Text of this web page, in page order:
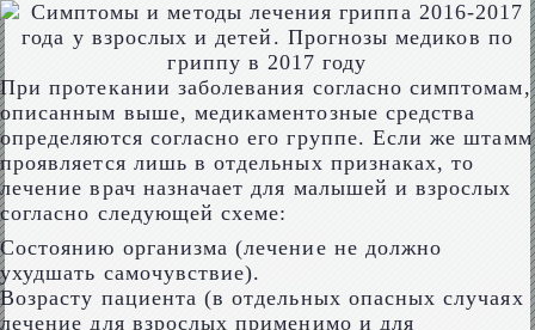
При протекании заболевания согласно симптомам,
описанным выше, медикаментозные средства
определяются согласно его группе. Если же штамм
проявляется лишь в отдельных признаках, то
лечение врач назначает для малышей и взрослых
согласно следующей схеме:
Состоянию организма (лечение не должно
ухудшать самочувствие).
Возрасту пациента (в отдельных опасных случаях
лечение для взрослых применимо и для